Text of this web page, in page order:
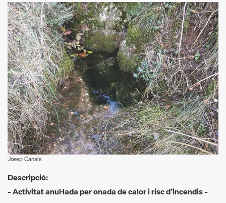
Josep Canals
Descripció:
- Activitat anul·lada per onada de calor i risc d’incendis -